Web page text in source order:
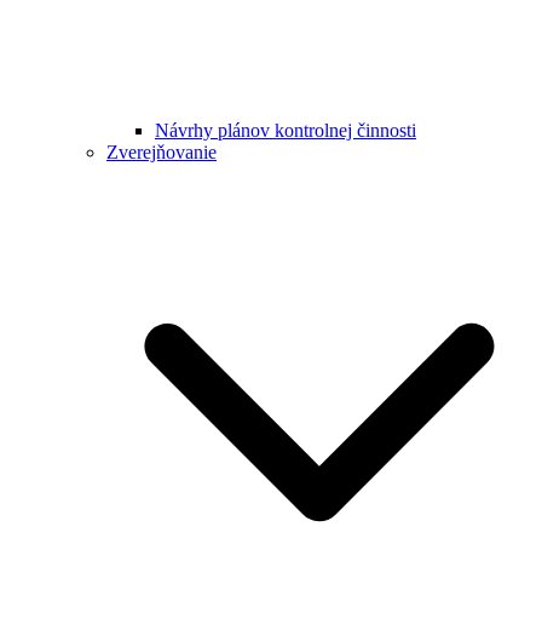
Návrhy plánov kontrolnej činnosti
Zverejňovanie